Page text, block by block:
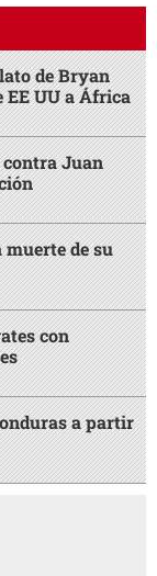
de Bryan
EE UU a África
Juan
de su
con
a partir